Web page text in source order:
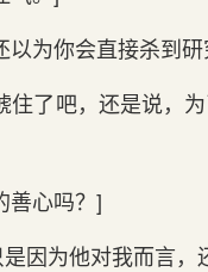
为你会直接杀到
了吧，还是说，
善心吗？]
因为他对我‌而‌言，